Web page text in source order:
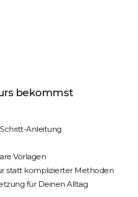
bekommst
Anleitung
Vorlagen
statt komplizierter Methoden
für Deinen Alltag